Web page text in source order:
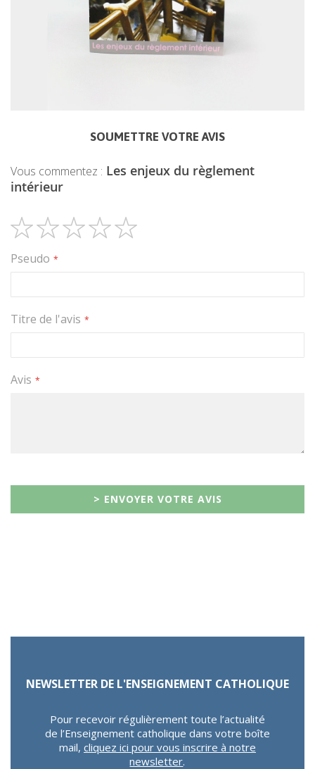
SOUMETTRE VOTRE AVIS
Vous commentez : Les enjeux du règlement
intérieur
étoile
étoiles
étoiles
étoiles
étoiles
Pseudo
Titre de l'avis
Avis
> ENVOYER VOTRE AVIS
NEWSLETTER DE L'ENSEIGNEMENT CATHOLIQUE
Pour recevoir régulièrement toute l’actualité
de l’Enseignement catholique dans votre boîte
mail, cliquez ici pour vous inscrire à notre
newsletter.